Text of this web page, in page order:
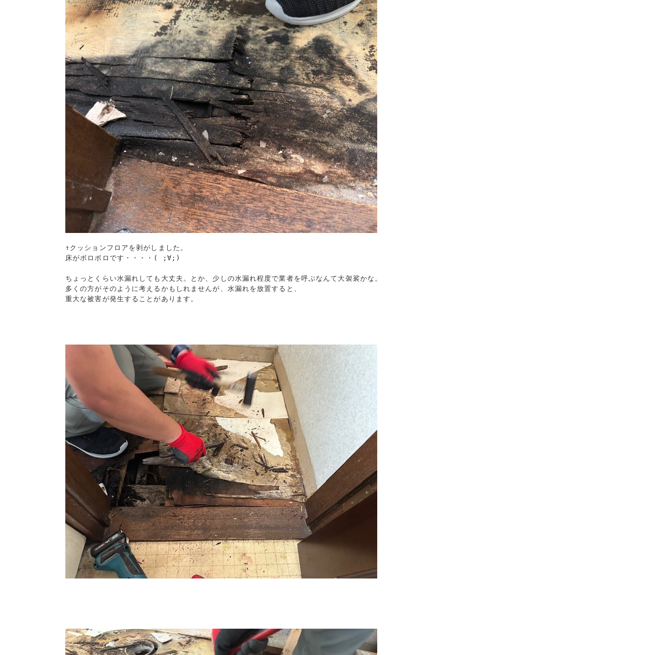
↑クッションフロアを剥がしました。
床がボロボロです・・・・( ;∀;)
ちょっとくらい水漏れしても大丈夫。とか、少しの水漏れ程度で業者を呼ぶなんて大袈裟かな。
多くの方がそのように考えるかもしれませんが、水漏れを放置すると、
重大な被害が発生することがあります。